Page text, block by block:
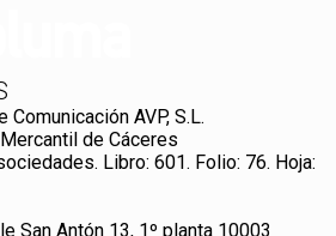
AVP, S.L.
de Cáceres
Libro: 601. Folio: 76. Hoja:
San Antón 13, 1º planta 10003